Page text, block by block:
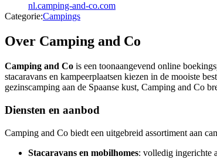
nl.camping-and-co.com
Categorie:Campings
Over Camping and Co
Camping and Co is een toonaangevend online
stacaravans en kampeerplaatsen kiezen in de mooiste
gezinscamping aan de Spaanse kust, Camping and Co
Diensten en aanbod
Camping and Co biedt een uitgebreid assortiment aan
Stacaravans en mobilhomes: volledig ingerichte